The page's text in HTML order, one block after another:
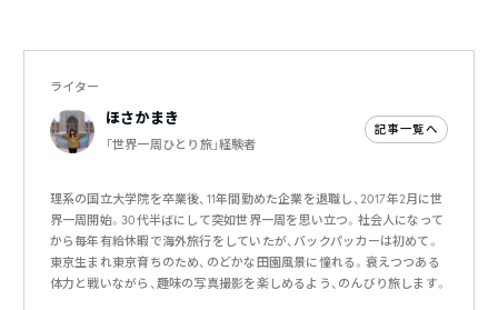
ライター
ほさかまき
「世界一周ひとり旅」経験者
記事一覧へ
理系の国立大学院を卒業後、11年間勤めた企業を退職し、2017年2月に世
界一周開始。30代半ばにして突如世界一周を思い立つ。社会人になって
から毎年有給休暇で海外旅行をしていたが、バックパッカーは初めて。
東京生まれ東京育ちのため、のどかな田園風景に憧れる。衰えつつある
体力と戦いながら、趣味の写真撮影を楽しめるよう、のんびり旅します。